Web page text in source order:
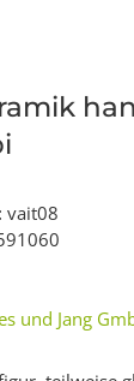
vait08
und Jang